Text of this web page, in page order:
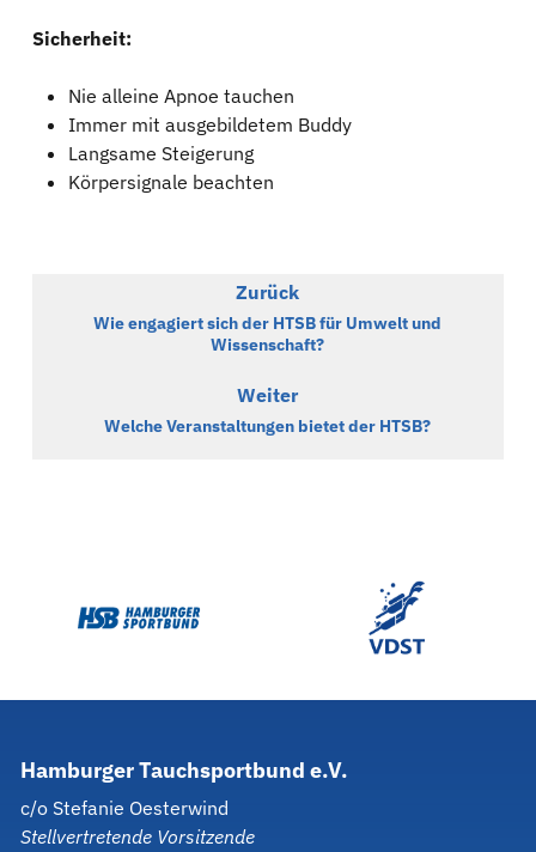
Sicherheit:
Nie alleine Apnoe tauchen
Immer mit ausgebildetem Buddy
Langsame Steigerung
Körpersignale beachten
Zurück
Wie engagiert sich der HTSB für Umwelt und
Wissenschaft?
Weiter
Welche Veranstaltungen bietet der HTSB?
HamburgerTauchsportbund e.V.
c/o Stefanie Oesterwind
Stellvertretende Vorsitzende